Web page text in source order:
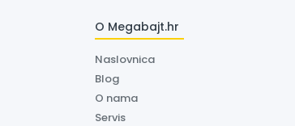
O Megabajt.hr
Naslovnica
Blog
O nama
Servis